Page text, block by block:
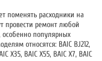
поменять расходники на
провести ремонт любой
особенно популярных
относятся: BAIC BJ212,
X35, BAIC X55, BAIC X7, BAIC